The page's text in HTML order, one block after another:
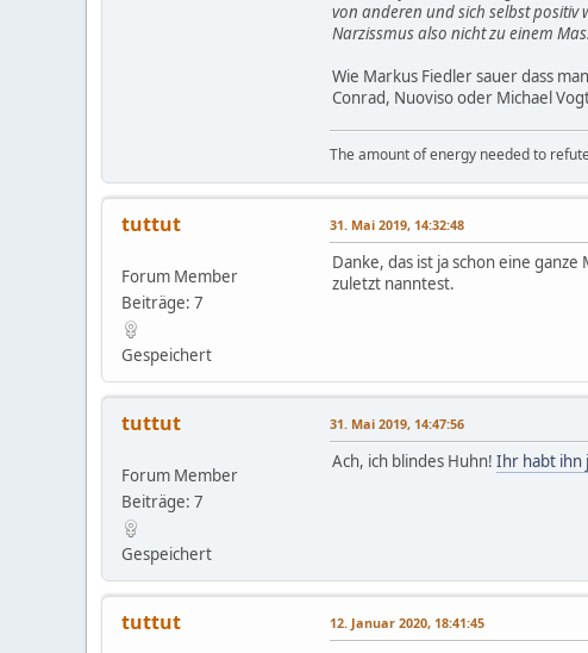
von anderen und sich selbst
Narzissmus also nicht zu einem
Wie Markus Fiedler sauer dass
Conrad, Nuoviso oder Michael
The amount of energy needed to
tuttut
Forum Member
Beiträge: 7
Gespeichert
31. Mai 2019, 14:32:48
Danke, das ist ja schon eine
zuletzt nanntest.
tuttut
Forum Member
Beiträge: 7
Gespeichert
31. Mai 2019, 14:47:56
Ach, ich blindes Huhn! Ihr habt ihn
tuttut 12. Januar 2020, 18:41:45